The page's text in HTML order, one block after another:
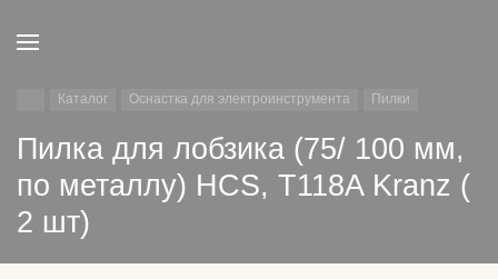
Каталог Оснастка для электроинструмента Пилки
Пилка для лобзика (75/ 100 мм,
по металлу) HCS, T118A Kranz (
2 шт)